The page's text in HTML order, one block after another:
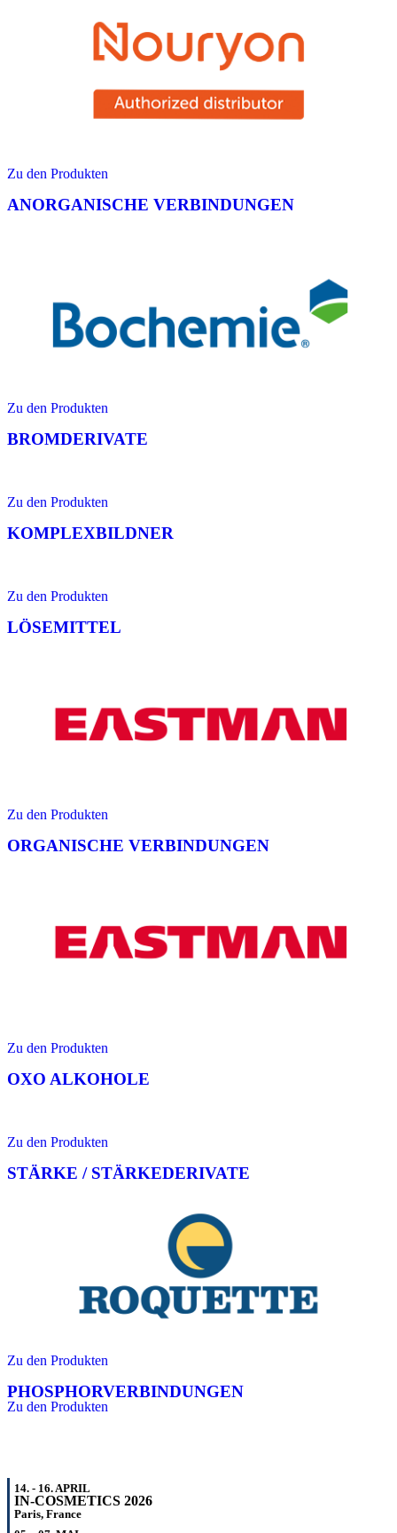
Zu den Produkten
ANORGANISCHE VERBINDUNGEN
Zu den Produkten
BROMDERIVATE
Zu den Produkten
KOMPLEXBILDNER
Zu den Produkten
LÖSEMITTEL
Zu den Produkten
ORGANISCHE VERBINDUNGEN
Zu den Produkten
OXO ALKOHOLE
Zu den Produkten
STÄRKE / STÄRKEDERIVATE
Zu den Produkten
PHOSPHORVERBINDUNGEN
Zu den Produkten
14. - 16. APRIL
IN-COSMETICS 2026
Paris, France